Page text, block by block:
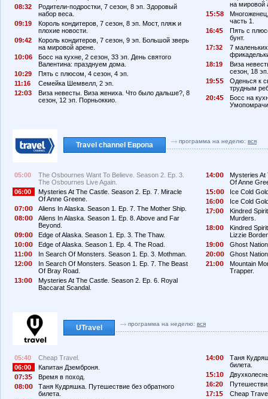
8:32
Родители-подростки, 7 сезон, 8 эп. Здоровый
набор веса.
9:19
Король кондитеров, 7 сезон, 8 эп. Мост, пляж и
плохие новости.
9:42
Король кондитеров, 7 сезон, 9 эп. Большой зверь
на мировой арене.
1
: 6
Босс на кухне, 2 сезон, 33 эп. День святого
Валентина: празднуем дома.
1
:29
Пять с плюсом, 4 сезон, 4 эп.
11:16
Семейка Шемвелл, 2 эп.
12:
3
Виза невесты. Виза жениха. Что было дальше?, 8
сезон, 12 эп. Порньоккио.
на мировой
1
: 8
часть 1.
16:4
Пять с
бунт.
17:32
7
18:19
Виза
сезон, 18
19:
Оденься к
трудным
2
:4
Босс на
Travel channel Европа программа на неделю: вся
05:00
The Osbournes Want To Believe. Season 2. Ep. 3.
The Osbournes Live Again.
06:00
Mysteries At The Castle. Season 2. Ep. 7. Miracle
Of Anne Greene.
7:
Aliens In Alaska. Season 1. Ep. 7. The Mother Ship.
8:
Aliens In Alaska. Season 1. Ep. 8. Above and Far
Beyond.
9:
Edge of Alaska. Season 1. Ep. 3. The Thaw.
1
:
Edge of Alaska. Season 1. Ep. 4. The Road.
11:
In Search Of Monsters. Season 1. Ep. 3. Mothman.
12:
In Search Of Monsters. Season 1. Ep. 7. The Beast
Of Bray Road.
13:
Mysteries At The Castle. Season 2. Ep. 6. Royal
Baccarat Scandal.
14:
Mysteries At
Of Anne
1
:
Ice Cold
16:
Ice Cold
17:
Kindred
Murders.
18:
Kindred
Lizzie
19:
Ghost
2
:
Ghost
21:
Mountain
Trapper.
UTravel программа на неделю: вся
05:40
Cheap Travel.
06:00
Капитан Дземброня.
7:3
Время в поход.
8:
Таня Кудряшка. Путешествие без обратного
билета.
14:
Таня
билета.
1
:1
16:2
17:1
Cheap